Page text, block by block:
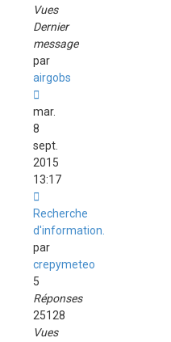
Vues
Dernier
message
par
airgobs
mar.
8
sept.
2015
13:17
Recherche
d'information.
par
crepymeteo
5
Réponses
25128
Vues